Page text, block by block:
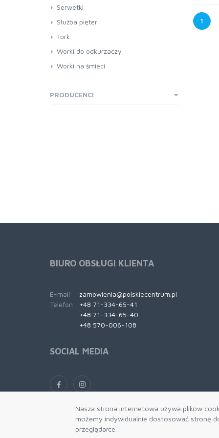
Nasza strona internetowa używa plików
możemy indywidualnie dostosować stronę
przeglądarce.
1
Serwetki
Służba pięter
Tork
Worki do odkurzaczy
Worki na śmieci
worki na śmieci LDPE
PRODUCENCI
BIURO OBSŁUGI KLIENTA
E-mail:
zamowienia@polskiecentrum.pl
Telefon:
+48 71-334-65-41
+48 71-334-65-40
+48 570-006-108
SOCIAL MEDIA